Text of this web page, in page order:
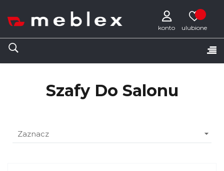
konto
☰
Szafy Do Salonu
Zaznacz 